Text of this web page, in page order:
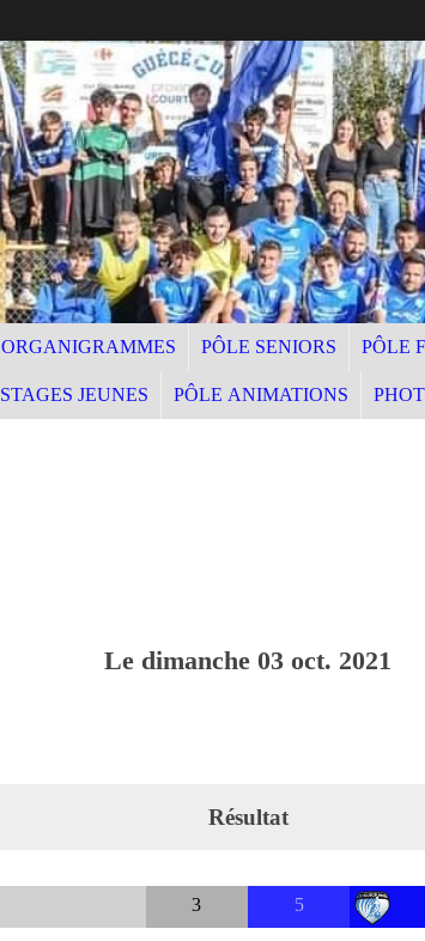
ORGANIGRAMMES PÔLE SENIORS PÔLE
STAGES JEUNES PÔLE ANIMATIONS
Le dimanche 03 oct. 2021
Résultat
3 5